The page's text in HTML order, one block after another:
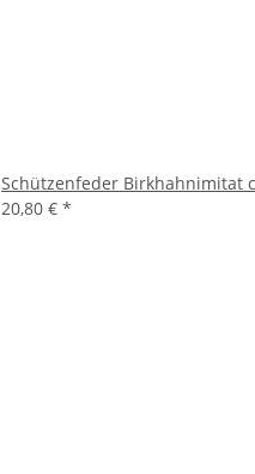
Schützenfeder Birkhahnimitat
20,80 € *